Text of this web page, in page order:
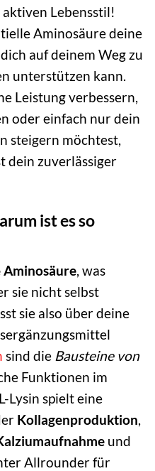
Lebensstil!
Aminosäure deine
auf deinem Weg zu
unterstützen kann.
Leistung verbessern,
oder einfach nur dein
steigern möchtest,
dein zuverlässiger
ist es so
Aminosäure, was
sie nicht selbst
sie also über deine
sind die Bausteine von
Funktionen im
Lysin spielt eine
Kollagenproduktion,
und
Allrounder für